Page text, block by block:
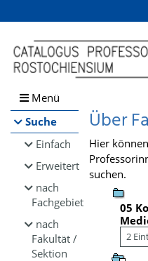
Browsen
direkt zum Inhalt
Menü
Suche
Einfach
Erweitert
nach
Fachgebiet
nach
Fakultät /
Sektion
Über
Hier
suchen.
05
2